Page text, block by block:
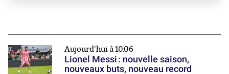
Aujourd'hui à 10:06
Lionel Messi : nouvelle saison,
nouveaux buts, nouveau record